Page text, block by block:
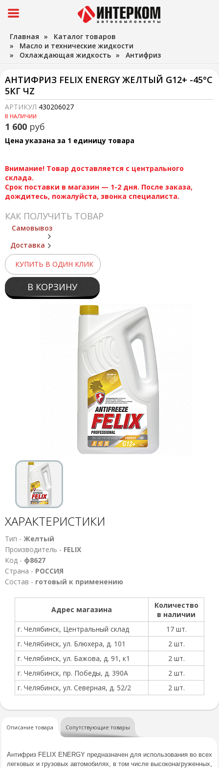
Главная » Каталог товаров
» Масло и технические жидкости
» Охлаждающая жидкость » Антифриз
АНТИФРИЗ FELIX ENERGY ЖЕЛТЫЙ G12+ -45°C
5КГ ЧZ
АРТИКУЛ 430206027
В НАЛИЧИИ
1 600 руб
Цена указана за 1 единицу товара
Внимание! Товар доставляется с центрального
склада.
Срок поставки в магазин — 1-2 дня. После заказа,
дождитесь, пожалуйста, звонка специалиста.
КАК ПОЛУЧИТЬ ТОВАР
Самовывоз
Доставка
КУПИТЬ В ОДИН КЛИК
В КОРЗИНУ
ХАРАКТЕРИСТИКИ
Тип - Желтый
Производитель - FELIX
Код - ф8627
Страна - РОССИЯ
Состав - готовый к применению
Адрес магазина
Количество
в наличии
г. Челябинск, Центральный склад
17 шт.
г. Челябинск, ул. Блюхера, д. 101
2 шт.
г. Челябинск, ул. Бажова, д. 91, к1
2 шт.
г. Челябинск, пр. Победы, д. 390А
2 шт.
г. Челябинск, ул. Северная, д. 52/2
2 шт.
Описание товара Сопутствующие товары
Антифриз FELIX ENERGY предназначен для использования во всех
легковых и грузовых автомобилях, в том числе высоконагруженных,